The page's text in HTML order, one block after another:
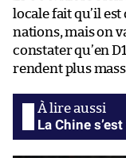
locale fait qu’il
nations, mais on
constater qu’en
rendent plus
La Chine